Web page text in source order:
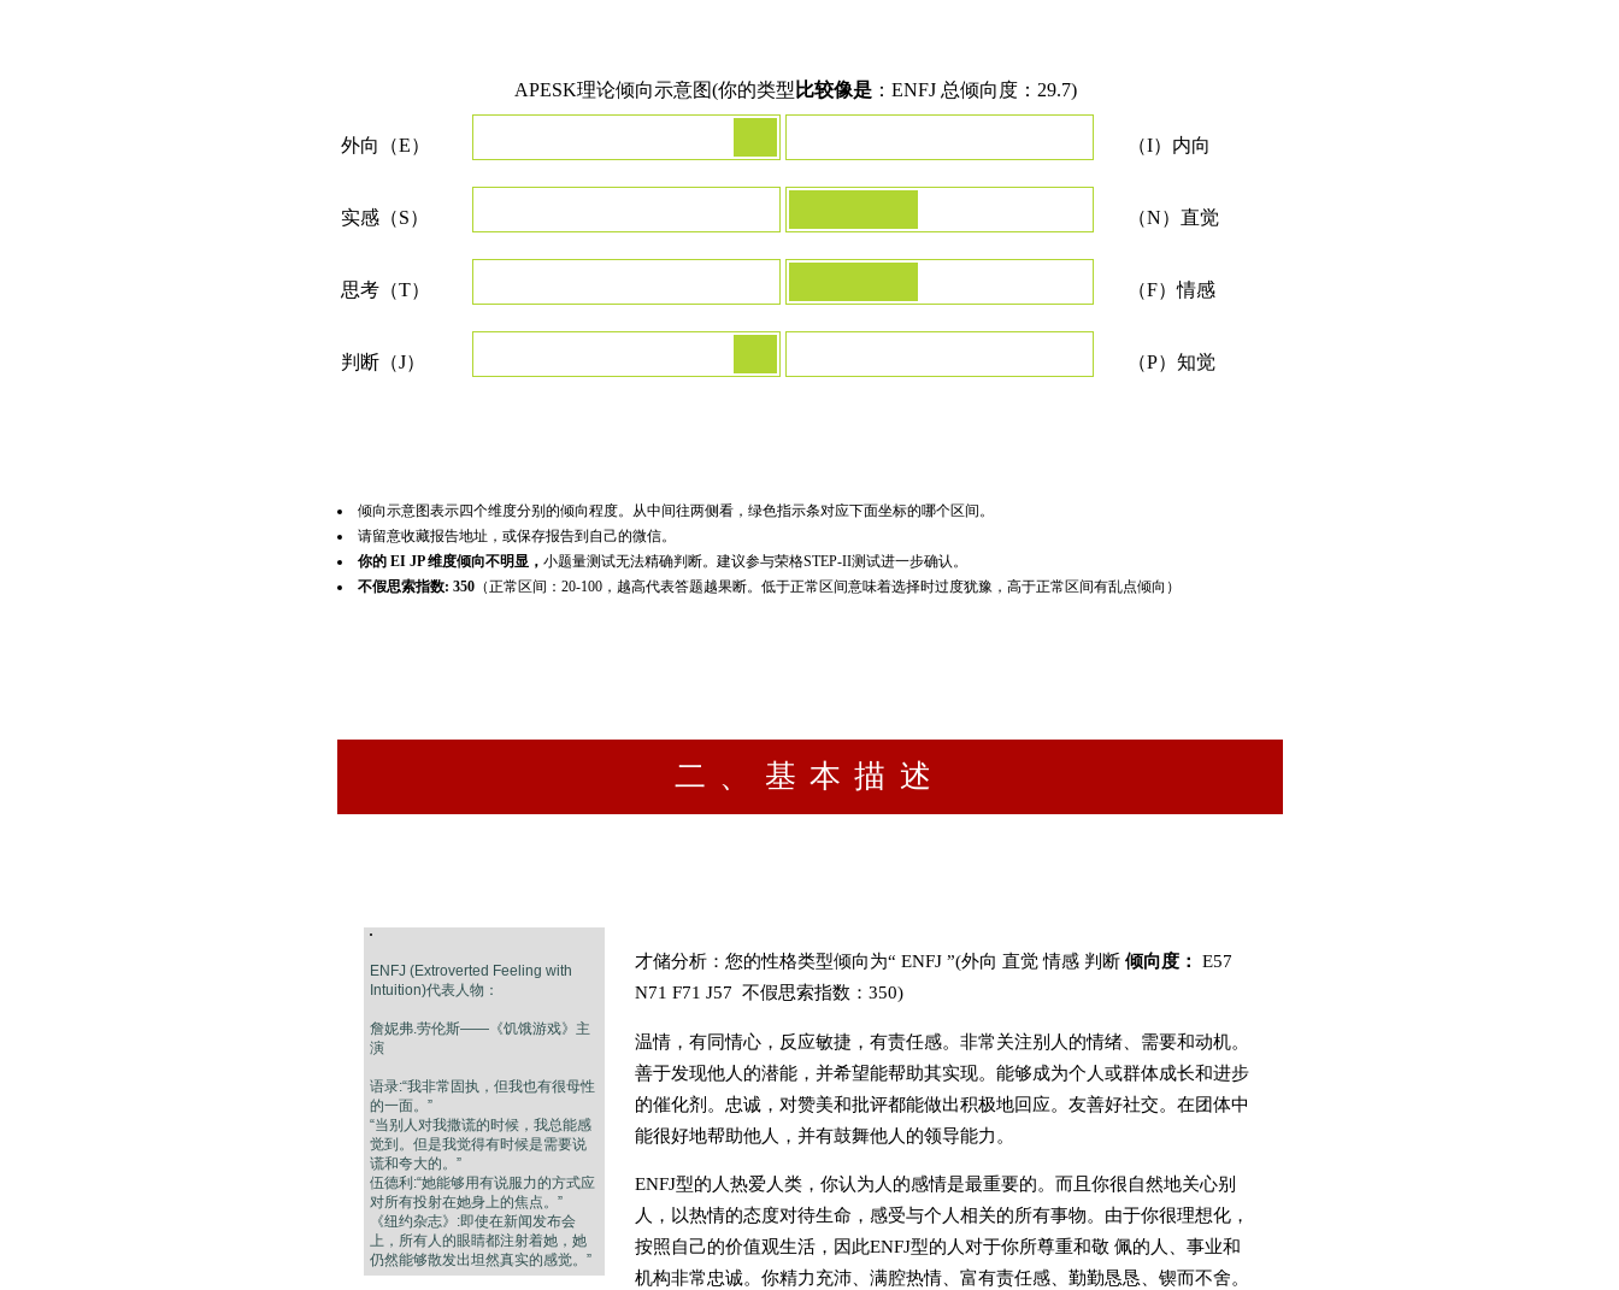
APESK理论倾向示意图(你的类型 比较像是 ：ENFJ 总倾向度：29.7)
外向（E） （I）内向
实感（S） （N）直觉
思考（T） （F）情感
判断（J） （P）知觉
倾向示意图表示四个维度分别的倾向程度。从中间往两侧看，绿色指示条对应下面坐标的哪个区间。
请留意收藏报告地址，或保存报告到自己的微信。
你的 EI JP 维度倾向不明显， 小题量测试无法精确判断。建议参与荣格STEP-II测试进一步确认。
不假思索指数: 350（正常区间：20-100，越高代表答题越果断。低于正常区间意味着选择时过度犹豫，高于正常区间有乱点倾向）
二、基本描述
ENFJ (Extroverted Feeling with
Intuition)代表人物：
詹妮弗.劳伦斯——《饥饿游戏》主
演
语录:“我非常固执，但我也有很母性
的一面。”
“当别人对我撒谎的时候，我总能感
觉到。但是我觉得有时候是需要说
谎和夸大的。”
伍德利:“她能够用有说服力的方式应
对所有投射在她身上的焦点。”
《纽约杂志》:即使在新闻发布会
上，所有人的眼睛都注射着她，她
仍然能够散发出坦然真实的感觉。”
才储分析：您的性格类型倾向为“ ENFJ ”(外向 直觉 情感 判断 倾向度：
E57
N71 F71 J57 不假思索指数：350)
温情，有同情心，反应敏捷，有责任感。非常关注别人的情绪、需要和动机。
善于发现他人的潜能，并希望能帮助其实现。能够成为个人或群体成长和进步
的催化剂。忠诚，对赞美和批评都能做出积极地回应。友善好社交。在团体中
能很好地帮助他人，并有鼓舞他人的领导能力。
ENFJ型的人热爱人类，你认为人的感情是最重要的。而且你很自然地关心别
人，以热情的态度对待生命，感受与个人相关的所有事物。由于你很理想化，
按照自己的价值观生活，因此ENFJ型的人对于你所尊重和敬 佩的人、事业和
机构非常忠诚。你精力充沛、满腔热情、富有责任感、勤勤恳恳、锲而不舍。